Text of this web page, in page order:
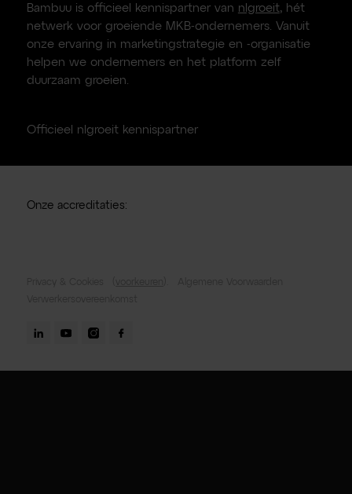
Bambuu is officieel kennispartner van nlgroeit, hét
netwerk voor groeiende MKB-ondernemers. Vanuit
onze ervaring in marketingstrategie en -organisatie
helpen we ondernemers en het platform zelf
duurzaam groeien.
Officieel nlgroeit kennispartner
Onze accreditaties: